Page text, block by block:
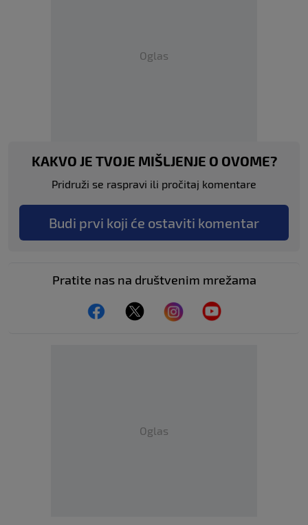
Oglas
KAKVO JE TVOJE MIŠLJENJE O OVOME?
Pridruži se raspravi ili pročitaj komentare
Budi prvi koji će ostaviti komentar
Pratite nas na društvenim mrežama
Oglas